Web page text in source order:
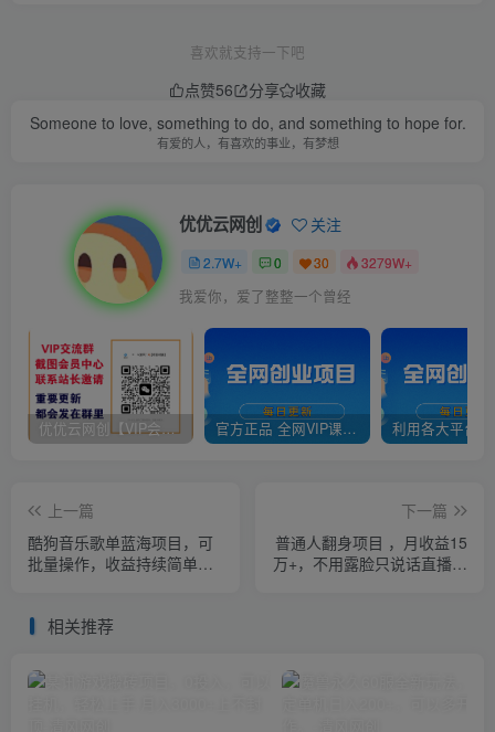
喜欢就支持一下吧
点赞56 分享
收藏
Someone to love, something to do, and something to hope for.
有爱的人，有喜欢的事业，有梦想
优优云网创 关注
2.7W+ 0 30 3279W+
我爱你，爱了整整一个曾经
优优云网创【VIP会员专属交流群】 官方正品 全网VIP课程 无损下载~
上一篇
酷狗音乐歌单蓝海项目，可
批量操作，收益持续简单易
下一篇
普通人翻身项目 ，月收益15
万+，不用露脸只说话直播找
相关推荐